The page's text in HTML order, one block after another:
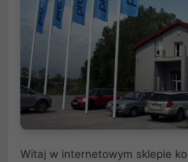
Witaj w internetowym sklepie